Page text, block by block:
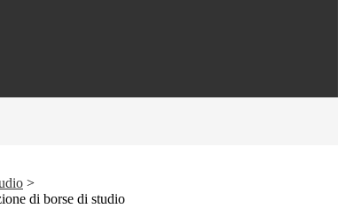
>
di borse di studio